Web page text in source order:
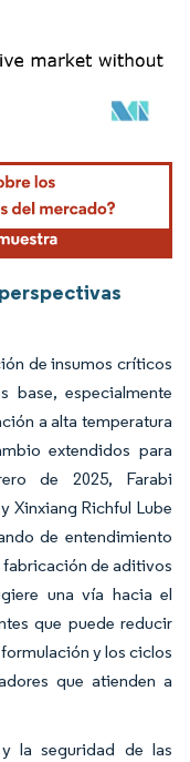
según CC BY 4.0.
de insumos críticos
base, especialmente
a alta temperatura
extendidos para
de 2025, Farabi
Xinxiang Richful Lube
de entendimiento
fabricación de aditivos
una vía hacia el
que puede reducir
y los ciclos
que atienden a
la seguridad de las